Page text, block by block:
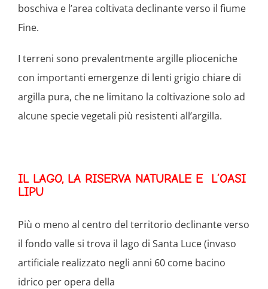
boschiva e l’area coltivata declinante verso il fiume
Fine.
I terreni sono prevalentmente argille plioceniche
con importanti emergenze di lenti grigio chiare di
argilla pura, che ne limitano la coltivazione solo ad
alcune specie vegetali più resistenti all’argilla.
IL LAGO, LA RISERVA NATURALE E L’OASI
LIPU
Più o meno al centro del territorio declinante verso
il fondo valle si trova il lago di Santa Luce (invaso
artificiale realizzato negli anni 60 come bacino
idrico per opera della